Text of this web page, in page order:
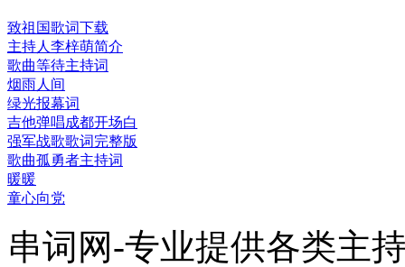
致祖国歌词下载
主持人李梓萌简介
歌曲等待主持词
烟雨人间
绿光报幕词
吉他弹唱成都开场白
强军战歌歌词完整版
歌曲孤勇者主持词
暖暖
童心向党
串词网-专业提供各类主